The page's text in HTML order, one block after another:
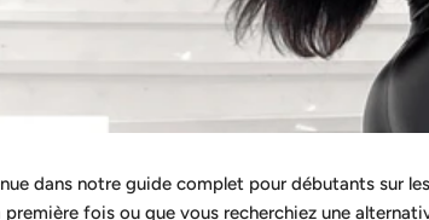
dans notre guide complet pour débutants sur
première fois ou que vous recherchiez une